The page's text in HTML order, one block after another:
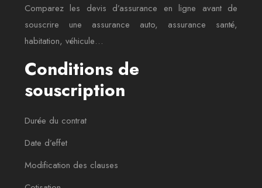
Comparez les devis d’assurance en ligne avant de
souscrire une assurance auto, assurance santé,
habitation, véhicule…
Conditions de
souscription
Durée du contrat
Date d’effet
Modification des clauses